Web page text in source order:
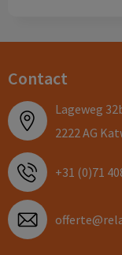
Contact
Lageweg
2222 AG
+31 (0)71